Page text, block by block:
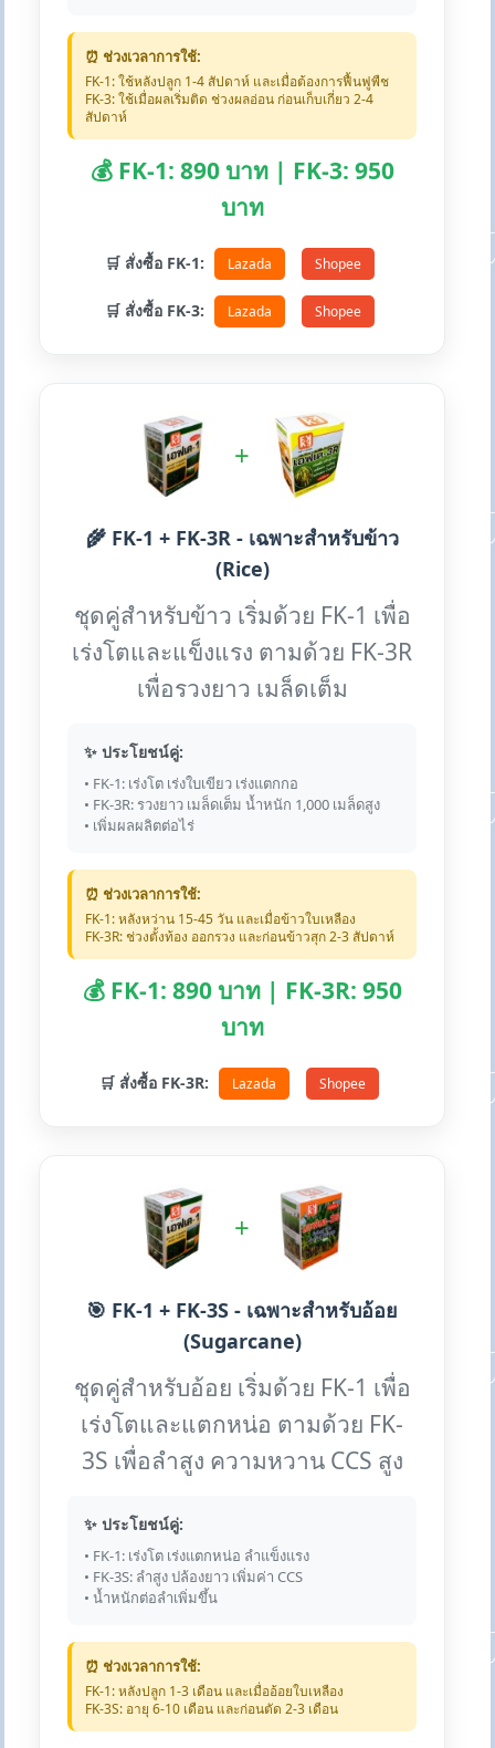
⏰ ช่วงเวลาการใช้:
FK-1: ใช้หลังปลูก 1-4 สัปดาห์ และเมื่อต้องการฟื้นฟูพืช
FK-3: ใช้เมื่อผลเริ่มติด ช่วงผลอ่อน ก่อนเก็บเกี่ยว 2-4
สัปดาห์
💰 FK-1: 890 บาท | FK-3: 950
บาท
🛒 สั่งซื้อ FK-1: Lazada Shopee
🛒 สั่งซื้อ FK-3: Lazada Shopee
+
🌾 FK-1 + FK-3R - เฉพาะสำหรับข้าว
(Rice)
ชุดคู่สำหรับข้าว เริ่มด้วย FK-1 เพื่อ
เร่งโตและแข็งแรง ตามด้วย FK-3R
เพื่อรวงยาว เมล็ดเต็ม
✨ ประโยชน์คู่:
• FK-1: เร่งโต เร่งใบเขียว เร่งแตกกอ
• FK-3R: รวงยาว เมล็ดเต็ม น้ำหนัก 1,000 เมล็ดสูง
• เพิ่มผลผลิตต่อไร่
⏰ ช่วงเวลาการใช้:
FK-1: หลังหว่าน 15-45 วัน และเมื่อข้าวใบเหลือง
FK-3R: ช่วงตั้งท้อง ออกรวง และก่อนข้าวสุก 2-3 สัปดาห์
💰 FK-1: 890 บาท | FK-3R: 950
บาท
🛒 สั่งซื้อ FK-3R: Lazada Shopee
+
🎯 FK-1 + FK-3S - เฉพาะสำหรับอ้อย
(Sugarcane)
ชุดคู่สำหรับอ้อย เริ่มด้วย FK-1 เพื่อ
เร่งโตและแตกหน่อ ตามด้วย FK-
3S เพื่อลำสูง ความหวาน CCS สูง
✨ ประโยชน์คู่:
• FK-1: เร่งโต เร่งแตกหน่อ ลำแข็งแรง
• FK-3S: ลำสูง ปล้องยาว เพิ่มค่า CCS
• น้ำหนักต่อลำเพิ่มขึ้น
⏰ ช่วงเวลาการใช้:
FK-1: หลังปลูก 1-3 เดือน และเมื่ออ้อยใบเหลือง
FK-3S: อายุ 6-10 เดือน และก่อนตัด 2-3 เดือน